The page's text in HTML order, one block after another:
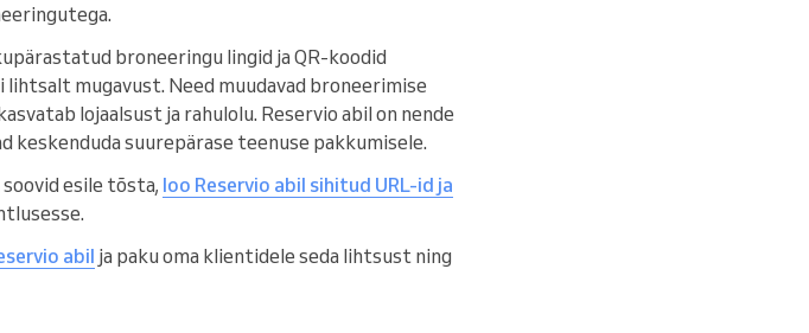
broneeringu lingid ja QR-koodid
mugavust. Need muudavad broneerimise
lojaalsust ja rahulolu. Reservio abil on nende
keskenduda suurepärase teenuse pakkumisele.
esile tõsta, loo Reservio abil sihitud URL-id ja
abil ja paku oma klientidele seda lihtsust ning